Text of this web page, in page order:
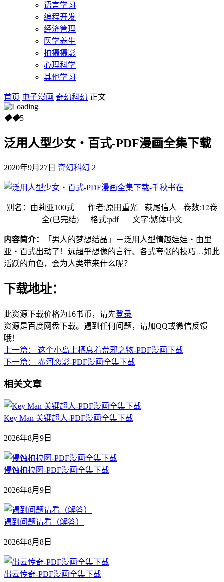
语言学习
编程开发
经济管理
医学养生
拍摄摄影
心理科学
其他学习
首页 电子漫画 奇幻科幻 正文
◆◆5
泛用人型少女‧百式-PDF漫画全集下载
2020年9月27日 奇幻科幻 2
别名：由莉亚100式 作者:原田重光 萩尾信人 卷数:12卷
全(已完结) 格式:pdf 文字:繁体中文
内容简介：
「男人的梦想结晶」－泛用人型情趣娃娃‧由里
亚‧百式出动了！远超乎想像的言行、各式夸张的技巧…如此
活跃的角色，会为人类带来什么呢？
下载地址：
此资源下载价格为16书币，请先登录
资源是百度网盘下载。遇到任何问题，请加QQ或微信反馈
哦！
上一篇：
这个小岛上栖息着荒邪之物-PDF漫画下载
下一篇：
赤河恋影-PDF漫画全集下载
相关文章
Key Man 关键超人-PDF漫画全集下载
2026年8月9日
侵蚀柏拉图-PDF漫画全集下载
2026年8月9日
遇到问题请看（解答）
2026年8月8日
出云传奇-PDF漫画全集下载